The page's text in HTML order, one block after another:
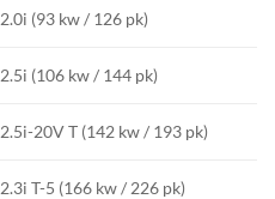
2.0i (93 kw / 126 pk)
2.5i (106 kw / 144 pk)
2.5i-20V T (142 kw / 193 pk)
2.3i T-5 (166 kw / 226 pk)